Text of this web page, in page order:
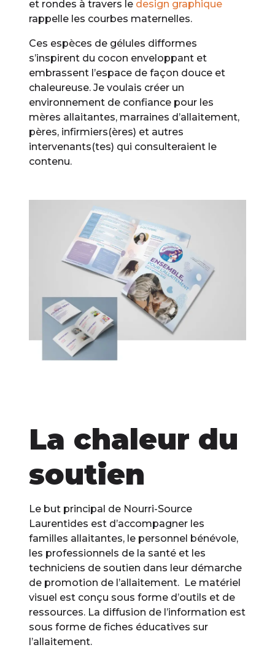
et rondes à travers le design graphique
rappelle les courbes maternelles.
Ces espèces de gélules difformes
s’inspirent du cocon enveloppant et
embrassent l’espace de façon douce et
chaleureuse. Je voulais créer un
environnement de confiance pour les
mères allaitantes, marraines d’allaitement,
pères, infirmiers(ères) et autres
intervenants(tes) qui consulteraient le
contenu.
La chaleur du
soutien
Le but principal de Nourri-Source
Laurentides est d’accompagner les
familles allaitantes, le personnel bénévole,
les professionnels de la santé et les
techniciens de soutien dans leur démarche
de promotion de l’allaitement. Le matériel
visuel est conçu sous forme d’outils et de
ressources. La diffusion de l’information est
sous forme de fiches éducatives sur
l’allaitement.